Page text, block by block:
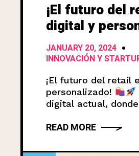
¡El futuro del
digital y
JANUARY 20, 2024
INNOVACIÓN Y
¡El futuro del retail
personalizado!
digital actual,
agigantados, es
seguir siendo
READ MORE